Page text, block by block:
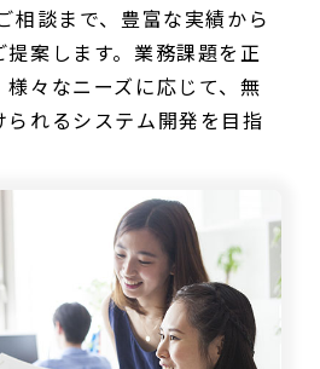
相談まで、豊富な実績から
案します。業務課題を正
々なニーズに応じて、無
れるシステム開発を目指